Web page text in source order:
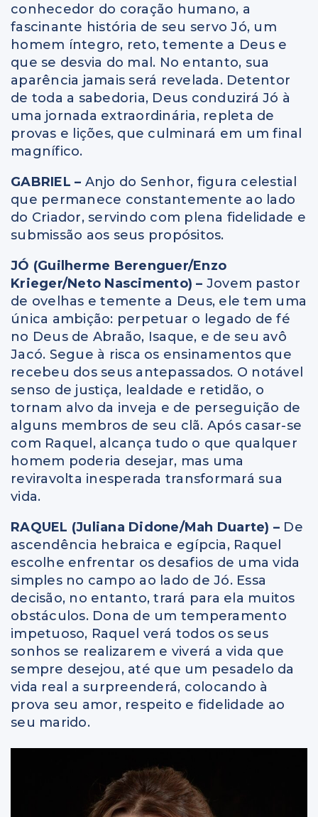
conhecedor do coração humano, a
fascinante história de seu servo Jó, um
homem íntegro, reto, temente a Deus e
que se desvia do mal. No entanto, sua
aparência jamais será revelada. Detentor
de toda a sabedoria, Deus conduzirá Jó à
uma jornada extraordinária, repleta de
provas e lições, que culminará em um final
magnífico.
GABRIEL – Anjo do Senhor, figura celestial
que permanece constantemente ao lado
do Criador, servindo com plena fidelidade e
submissão aos seus propósitos.
JÓ (Guilherme Berenguer/Enzo
Krieger/Neto Nascimento) – Jovem pastor
de ovelhas e temente a Deus, ele tem uma
única ambição: perpetuar o legado de fé
no Deus de Abraão, Isaque, e de seu avô
Jacó. Segue à risca os ensinamentos que
recebeu dos seus antepassados. O notável
senso de justiça, lealdade e retidão, o
tornam alvo da inveja e de perseguição de
alguns membros de seu clã. Após casar-se
com Raquel, alcança tudo o que qualquer
homem poderia desejar, mas uma
reviravolta inesperada transformará sua
vida.
RAQUEL (Juliana Didone/Mah Duarte) – De
ascendência hebraica e egípcia, Raquel
escolhe enfrentar os desafios de uma vida
simples no campo ao lado de Jó. Essa
decisão, no entanto, trará para ela muitos
obstáculos. Dona de um temperamento
impetuoso, Raquel verá todos os seus
sonhos se realizarem e viverá a vida que
sempre desejou, até que um pesadelo da
vida real a surpreenderá, colocando à
prova seu amor, respeito e fidelidade ao
seu marido.